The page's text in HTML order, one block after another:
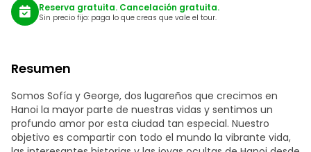
Reserva gratuita. Cancelación gratuita.
Sin precio fijo: paga lo que creas que vale el tour.
Resumen
Somos Sofía y George, dos lugareños que crecimos en
Hanoi la mayor parte de nuestras vidas y sentimos un
profundo amor por esta ciudad tan especial. Nuestro
objetivo es compartir con todo el mundo la vibrante vida,